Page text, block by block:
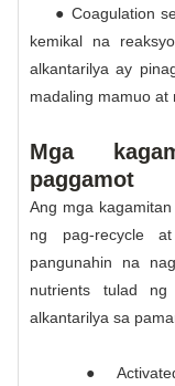
● Coagulation
kemikal na
alkantarilya ay
madaling mamuo at
Mga
paggamot
Ang mga
ng pag-recycle
pangunahin na
nutrients tulad
alkantarilya sa
● Activated